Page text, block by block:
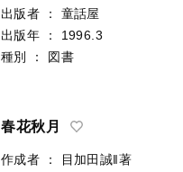
出版者
：
童話屋
出版年
：
1996.3
種別
： 図書
春花秋月
作成者 ：
目加田誠‖著